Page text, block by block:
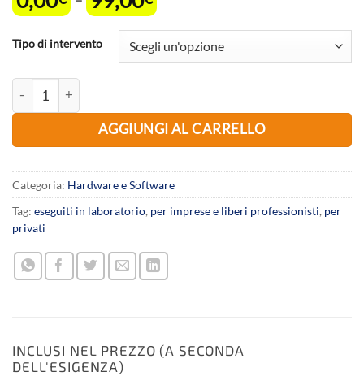
di
prezzo:
da
99,00€
Tipo di intervento
Formattazione, ripristino, pulizia, fix avvio, fix BIOS, files
AGGIUNGI AL CARRELLO
Categoria: Hardware e Software
Tag: eseguiti in laboratorio, per imprese e liberi professionisti, per
privati
INCLUSI NEL PREZZO (A SECONDA
DELL'ESIGENZA)